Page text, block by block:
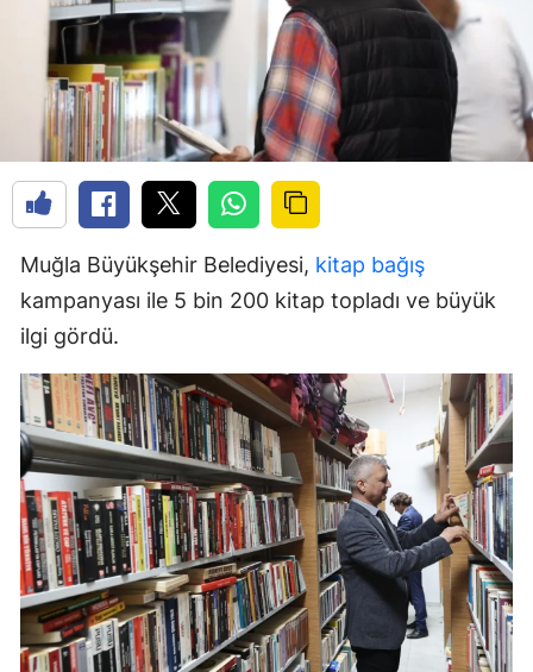
Muğla Büyükşehir Belediyesi, kitap bağış
kampanyası ile 5 bin 200 kitap topladı ve büyük
ilgi gördü.